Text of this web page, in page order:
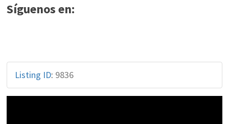
Síguenos en:
Listing ID: 9836